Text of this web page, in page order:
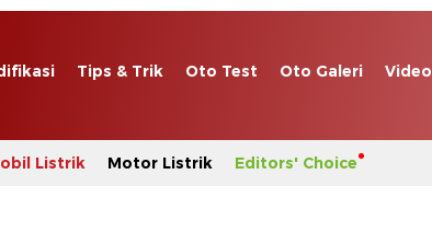
Tips & Trik Oto Test Oto Galeri Video
Listrik Motor Listrik Editors' Choice